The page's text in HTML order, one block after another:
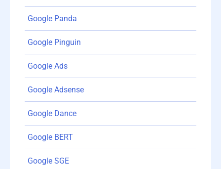
Google Panda
Google Pinguin
Google Ads
Google Adsense
Google Dance
Google BERT
Google SGE